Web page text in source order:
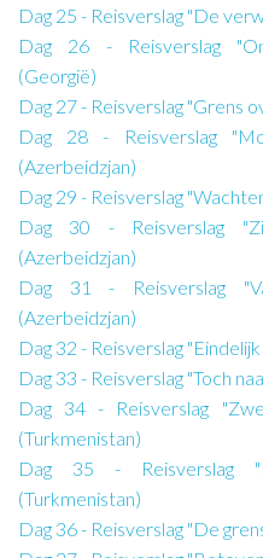
Dag 25 - Reisverslag "De
Dag 26 - Reisverslag
(Georgië)
Dag 27 - Reisverslag "Grens
Dag 28 - Reisverslag
(Azerbeidzjan)
Dag 29 - Reisverslag
Dag 30 - Reisverslag
(Azerbeidzjan)
Dag 31 - Reisverslag
(Azerbeidzjan)
Dag 32 - Reisverslag
Dag 33 - Reisverslag "Toch
Dag 34 - Reisverslag
(Turkmenistan)
Dag 35 - Reisverslag
(Turkmenistan)
Dag 36 - Reisverslag "De